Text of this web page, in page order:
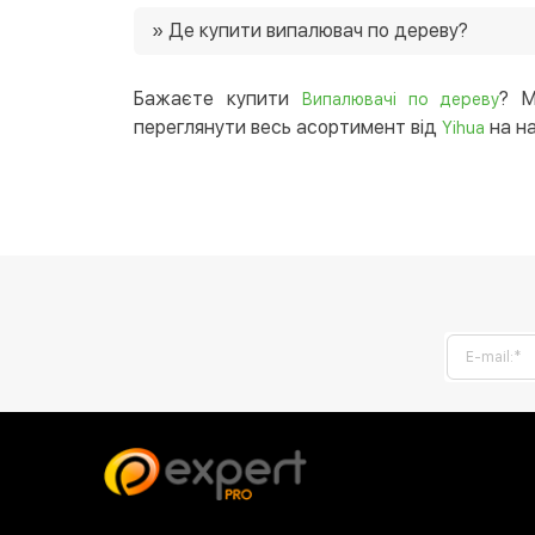
можливість придбати товар зі знижками 🙂
» Де купити випалювач по дереву?
України. 😉
Бажаєте купити Випалювачі по дереву?
переглянути весь асортимент від Yihua на